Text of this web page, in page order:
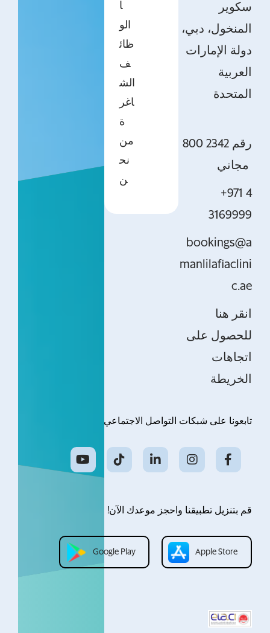
ا
الو
ظائ
ف
الش
اغر
ة
من
نح
ن
تابعونا على شبكات التواصل الاجتماعي
قم بتنزيل تطبيقنا واحجز موعدك الآن!
Google Play Apple Store
سكوير
المنخول، دبي،
دولة الإمارات
العربية
المتحدة
800 2342 رقم
+971 4
3169999
bookings@a
manlilafiaclini
c.ae
انقر هنا
للحصول على
اتجاهات
الخريطة